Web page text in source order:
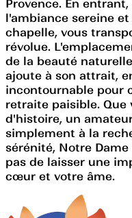
Provence. En
l'ambiance sereine
chapelle, vous
révolue.
de la beauté
ajoute à son attrait,
incontournable pour
retraite paisible. Que
d'histoire, un
simplement à la
sérénité, Notre
pas de laisser une
cœur et votre âme.